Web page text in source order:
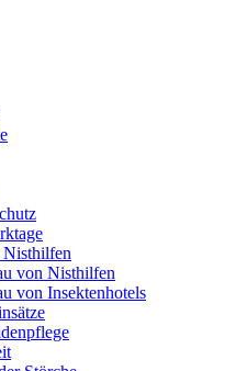
von Nisthilfen
von Insektenhotels